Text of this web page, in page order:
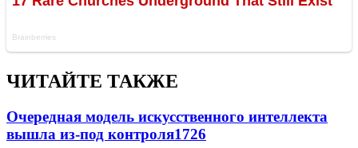
ЧИТАЙТЕ ТАКЖЕ
Очередная модель искусственного интеллекта
вышла из-под контроля1726